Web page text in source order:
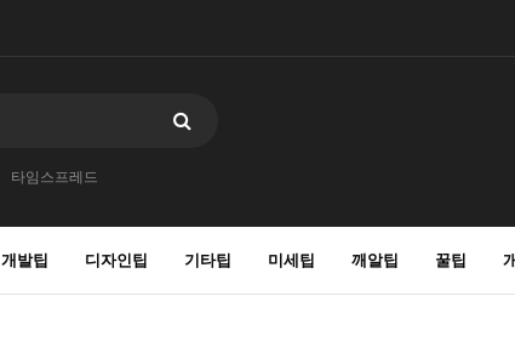
타임스프레드
개발팁 디자인팁 기타팁 미세팁 깨알팁 꿀팁